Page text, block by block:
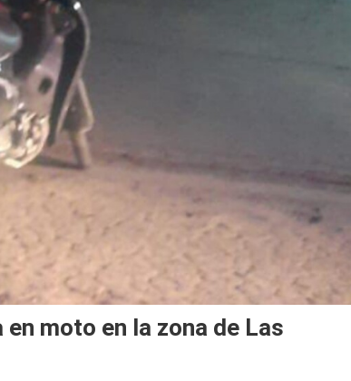
moto en la zona de Las